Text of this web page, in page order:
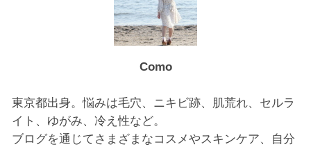
Como
東京都出身。悩みは毛穴、ニキビ跡、肌荒れ、セルラ
イト、ゆがみ、冷え性など。
ブログを通じてさまざまなコスメやスキンケア、自分